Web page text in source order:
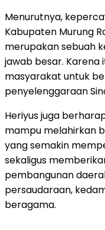
Menurutnya,
Kabupaten Murung
merupakan sebuah
jawab besar. Karena
masyarakat untuk
penyelenggaraan
Heriyus juga
mampu melahirkan
yang semakin
sekaligus
pembangunan
persaudaraan,
beragama.